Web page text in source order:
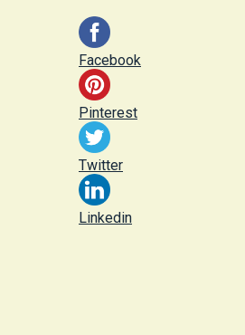
Facebook
Pinterest
Twitter
Linkedin